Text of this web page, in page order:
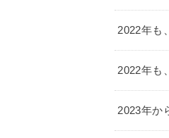
2022年も
2022年も
2023年か